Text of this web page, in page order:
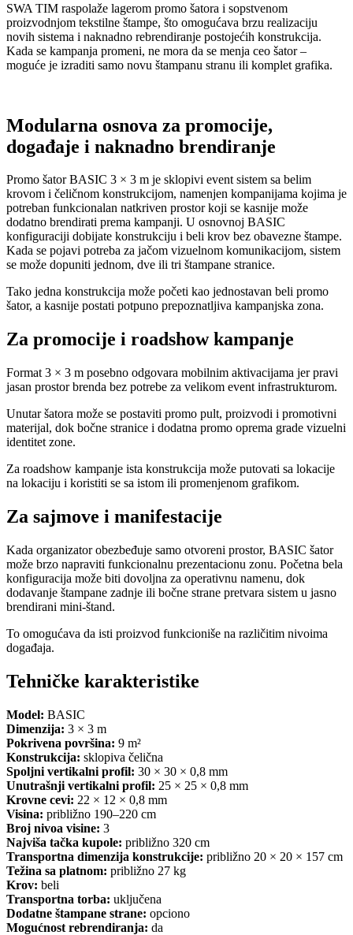
SWA TIM raspolaže lagerom promo šatora i sopstvenom
proizvodnjom tekstilne štampe, što omogućava brzu realizaciju
novih sistema i naknadno rebrendiranje postojećih konstrukcija.
Kada se kampanja promeni, ne mora da se menja ceo šator –
moguće je izraditi samo novu štampanu stranu ili komplet grafika.
Modularna osnova za promocije,
događaje i naknadno brendiranje
Promo šator BASIC 3 × 3 m je sklopivi event sistem sa belim
krovom i čeličnom konstrukcijom, namenjen kompanijama kojima je
potreban funkcionalan natkriven prostor koji se kasnije može
dodatno brendirati prema kampanji. U osnovnoj BASIC
konfiguraciji dobijate konstrukciju i beli krov bez obavezne štampe.
Kada se pojavi potreba za jačom vizuelnom komunikacijom, sistem
se može dopuniti jednom, dve ili tri štampane stranice.
Tako jedna konstrukcija može početi kao jednostavan beli promo
šator, a kasnije postati potpuno prepoznatljiva kampanjska zona.
Za promocije i roadshow kampanje
Format 3 × 3 m posebno odgovara mobilnim aktivacijama jer pravi
jasan prostor brenda bez potrebe za velikom event infrastrukturom.
Unutar šatora može se postaviti promo pult, proizvodi i promotivni
materijal, dok bočne stranice i dodatna promo oprema grade vizuelni
identitet zone.
Za roadshow kampanje ista konstrukcija može putovati sa lokacije
na lokaciju i koristiti se sa istom ili promenjenom grafikom.
Za sajmove i manifestacije
Kada organizator obezbeđuje samo otvoreni prostor, BASIC šator
može brzo napraviti funkcionalnu prezentacionu zonu. Početna bela
konfiguracija može biti dovoljna za operativnu namenu, dok
dodavanje štampane zadnje ili bočne strane pretvara sistem u jasno
brendirani mini-štand.
To omogućava da isti proizvod funkcioniše na različitim nivoima
događaja.
Tehničke karakteristike
Model: BASIC
Dimenzija: 3 × 3 m
Pokrivena površina: 9 m²
Konstrukcija: sklopiva čelična
Spoljni vertikalni profil: 30 × 30 × 0,8 mm
Unutrašnji vertikalni profil: 25 × 25 × 0,8 mm
Krovne cevi: 22 × 12 × 0,8 mm
Visina: približno 190–220 cm
Broj nivoa visine: 3
Najviša tačka kupole: približno 320 cm
Transportna dimenzija konstrukcije: približno 20 × 20 × 157 cm
Težina sa platnom: približno 27 kg
Krov: beli
Transportna torba: uključena
Dodatne štampane strane: opciono
Mogućnost rebrendiranja: da